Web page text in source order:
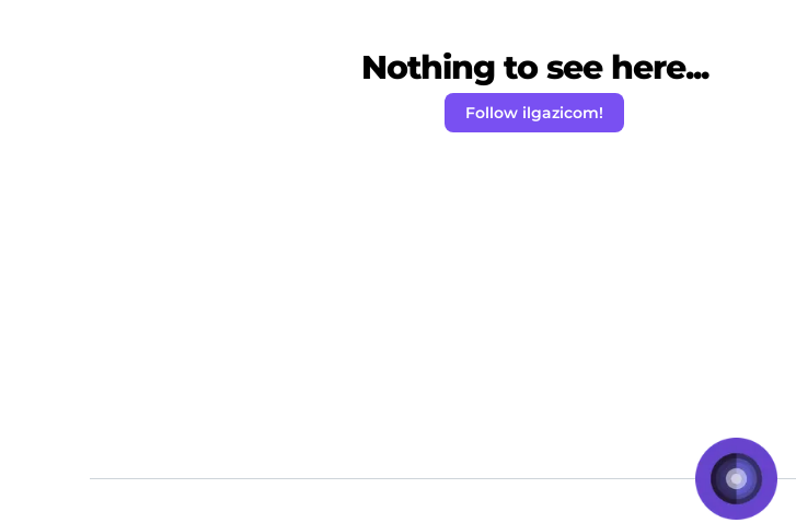
Nothing to see here...
Follow ilgazicom!